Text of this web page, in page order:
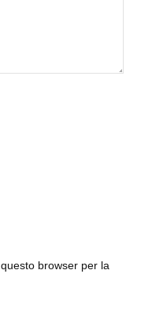
browser per la